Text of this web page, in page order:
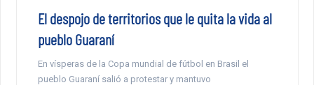
El despojo de territorios que le quita la vida al
pueblo Guaraní
En vísperas de la Copa mundial de fútbol en Brasil el
pueblo Guaraní salió a protestar y mantuvo